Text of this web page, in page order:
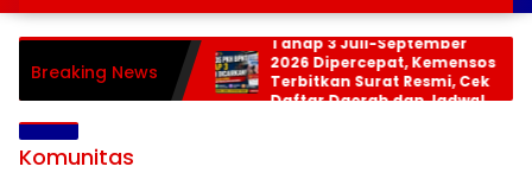
Breaking News
Bansos PKH dan BPNT
Tahap 3 Juli-September
2026 Dipercepat, Kemensos
Terbitkan Surat Resmi, Cek
Daftar Daerah dan Jadwal
Komunitas